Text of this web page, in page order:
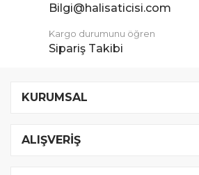
Bilgi@halisaticisi.com
Kargo durumunu öğren
Sipariş Takibi
KURUMSAL
ALIŞVERİŞ